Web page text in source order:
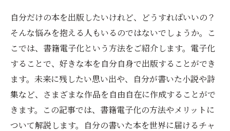
自分だけの本を出版したいけれど、どうすればいいの？
そんな悩みを抱える人もいるのではないでしょうか。こ
こでは、書籍電子化という方法をご紹介します。電子化
することで、好きな本を自分自身で出版することができ
ます。未来に残したい思い出や、自分が書いた小説や詩
集など、さまざまな作品を自由自在に作成することがで
きます。この記事では、書籍電子化の方法やメリットに
ついて解説します。自分の書いた本を世界に届けるチャ